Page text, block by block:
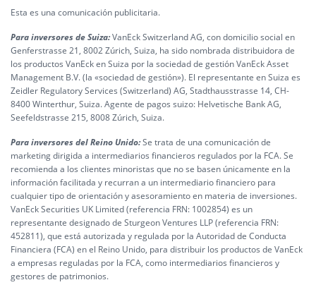
Esta es una comunicación publicitaria.
Para inversores de Suiza:VanEck Switzerland AG, con domicilio social en
Genferstrasse 21, 8002 Zúrich, Suiza, ha sido nombrada distribuidora de
los productos VanEck en Suiza por la sociedad de gestión VanEck Asset
Management B.V. (la «sociedad de gestión»). El representante en Suiza es
Zeidler Regulatory Services (Switzerland) AG, Stadthausstrasse 14, CH-
8400 Winterthur, Suiza. Agente de pagos suizo: Helvetische Bank AG,
Seefeldstrasse 215, 8008 Zúrich, Suiza.
Para inversores del Reino Unido:Se trata de una comunicación de
marketing dirigida a intermediarios financieros regulados por la FCA. Se
recomienda a los clientes minoristas que no se basen únicamente en la
información facilitada y recurran a un intermediario financiero para
cualquier tipo de orientación y asesoramiento en materia de inversiones.
VanEck Securities UK Limited (referencia FRN: 1002854) es un
representante designado de Sturgeon Ventures LLP (referencia FRN:
452811), que está autorizada y regulada por la Autoridad de Conducta
Financiera (FCA) en el Reino Unido, para distribuir los productos de VanEck
a empresas reguladas por la FCA, como intermediarios financieros y
gestores de patrimonios.